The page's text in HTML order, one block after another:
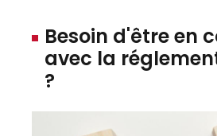
Besoin d'être en
avec la
?